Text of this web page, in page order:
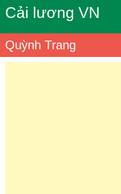
Cải lương VN
Quỳnh Trang